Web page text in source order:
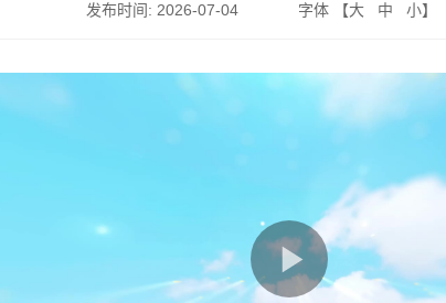
发布时间: 2026-07-04 字体 【大 中 小】